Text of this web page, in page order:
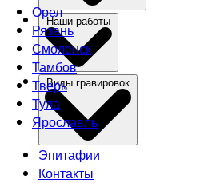
Орел
Рязань
Смоленск
Тамбов
Тверь
Тула
Ярославль
Эпитафии
Контакты